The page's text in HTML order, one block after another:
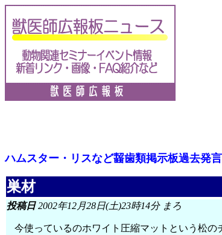
ハムスター・リスなど齧歯類掲示板過去発言
巣材
投稿日2002年12月28日(土)23時14分 まろ
今使っているのホワイト圧縮マットという松の